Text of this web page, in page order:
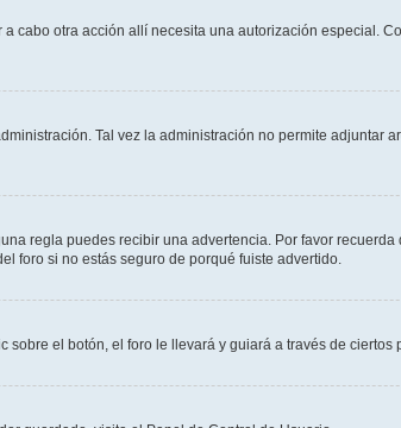
otra acción allí necesita una autorización especial.
Tal vez la administración no permite adjuntar
regla puedes recibir una advertencia. Por favor
foro si no estás seguro de porqué fuiste advertido.
el botón, el foro le llevará y guiará a través de